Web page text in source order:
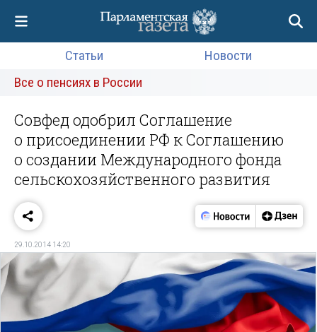
Статьи
Новости
Все о пенсиях в России
Совфед одобрил Соглашение
о присоединении РФ к Соглашению
о создании Международного фонда
сельскохозяйственного развития
29.10.2014 14:20